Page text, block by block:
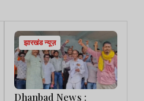
झारखंड न्यूज़
Dhanbad News :